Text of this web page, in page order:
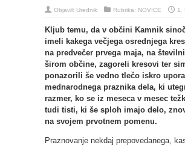
Objavil: Urednik Rubrika: NOVICE 1.
Kljub temu, da v občini Kamnik
imeli kakega večjega osrednjega
na predvečer prvega maja, na
širom občine, zagoreli kresovi ter
ponazorili še vedno tlečo iskro
mednarodnega praznika dela, ki
razmer, ko se iz meseca v mesec
tudi tisti, ki še sploh imajo delo,
na svojem prvotnem pomenu.
Praznovanje nekdaj prepovedanega,